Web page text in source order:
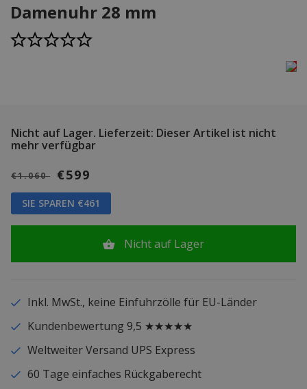
Damenuhr 28 mm
Nicht auf Lager. Lieferzeit: Dieser Artikel ist nicht
mehr verfügbar
€1.060 €599
SIE SPAREN €461
Nicht auf Lager
Inkl. MwSt., keine Einfuhrzölle für EU-Länder
Kundenbewertung 9,5 ★★★★★
Weltweiter Versand UPS Express
60 Tage einfaches Rückgaberecht